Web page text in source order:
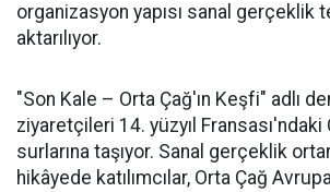
organizasyon yapısı sanal gerçeklik
aktarılıyor.
"Son Kale – Orta Çağ'ın Keşfi" adlı
ziyaretçileri 14. yüzyıl
surlarına taşıyor. Sanal gerçeklik
hikâyede katılımcılar, Orta Çağ